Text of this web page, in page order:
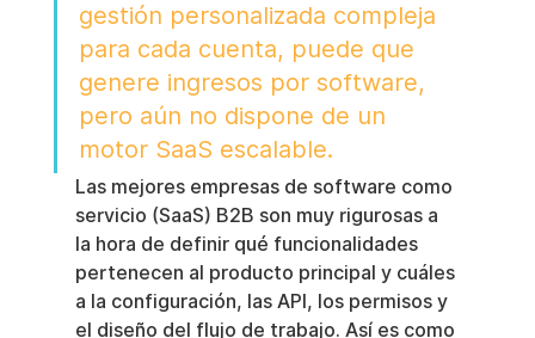
gestión personalizada compleja
para cada cuenta, puede que
genere ingresos por software,
pero aún no dispone de un
motor SaaS escalable.
Las mejores empresas de software como
servicio (SaaS) B2B son muy rigurosas a
la hora de definir qué funcionalidades
pertenecen al producto principal y cuáles
a la configuración, las API, los permisos y
el diseño del flujo de trabajo. Así es como